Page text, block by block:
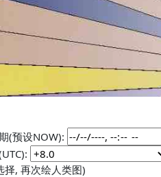
(预设NOW):
择, 再次绘人类图)